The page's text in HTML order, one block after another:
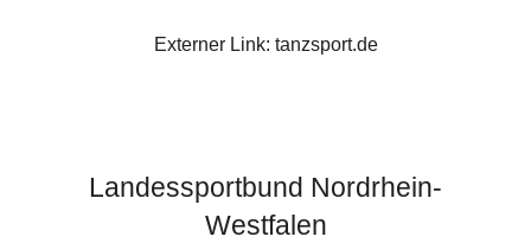
Externer Link: tanzsport.de
Landessportbund Nordrhein-
Westfalen